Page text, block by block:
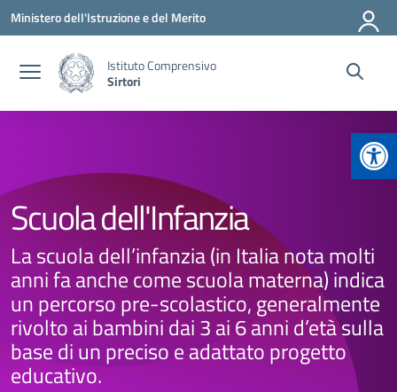
Vai ai contenuti
Vai al menu di navigazione
Vai al footer
Ministero dell'Istruzione e del Merito
Istituto Comprensivo
Sirtori
Scuola dell'Infanzia
La scuola dell’infanzia (in Italia nota molti
anni fa anche come scuola materna) indica
un percorso pre-scolastico, generalmente
rivolto ai bambini dai 3 ai 6 anni d’età sulla
base di un preciso e adattato progetto
educativo.